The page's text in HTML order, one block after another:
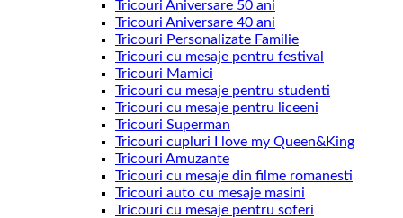
Tricouri Aniversare 50 ani
Tricouri Aniversare 40 ani
Tricouri Personalizate Familie
Tricouri cu mesaje pentru festival
Tricouri Mamici
Tricouri cu mesaje pentru studenti
Tricouri cu mesaje pentru liceeni
Tricouri Superman
Tricouri cupluri I love my Queen&King
Tricouri Amuzante
Tricouri cu mesaje din filme romanesti
Tricouri auto cu mesaje masini
Tricouri cu mesaje pentru soferi